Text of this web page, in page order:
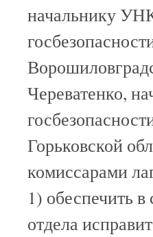
начальнику
Череватенко,
Горьковской
комиссарами
1) обеспечить
отдела